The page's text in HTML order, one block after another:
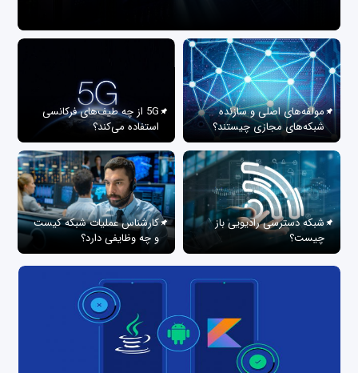
مولفه‌های اصلی و سازنده
شبکه‌های مجازی چیستند؟
5G از چه طیف‌های فرکانسی
استفاده می‌کند؟
شبکه دسترسی رادیویی باز
چیست؟
کارشناس عملیات شبکه کیست
و چه وظایفی دارد؟